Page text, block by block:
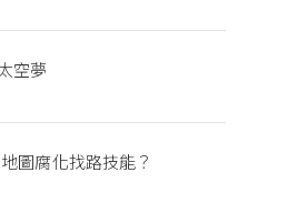
空夢
圖腐化找路技能？